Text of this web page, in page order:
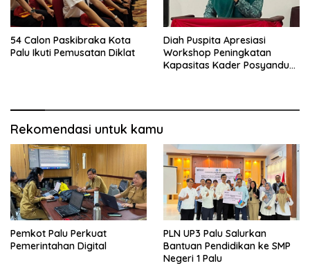
54 Calon Paskibraka Kota
Palu Ikuti Pemusatan Diklat
Diah Puspita Apresiasi
Workshop Peningkatan
Kapasitas Kader Posyandu
Rekomendasi untuk kamu
Pemkot Palu Perkuat
Pemerintahan Digital
PLN UP3 Palu Salurkan
Bantuan Pendidikan ke SMP
Negeri 1 Palu